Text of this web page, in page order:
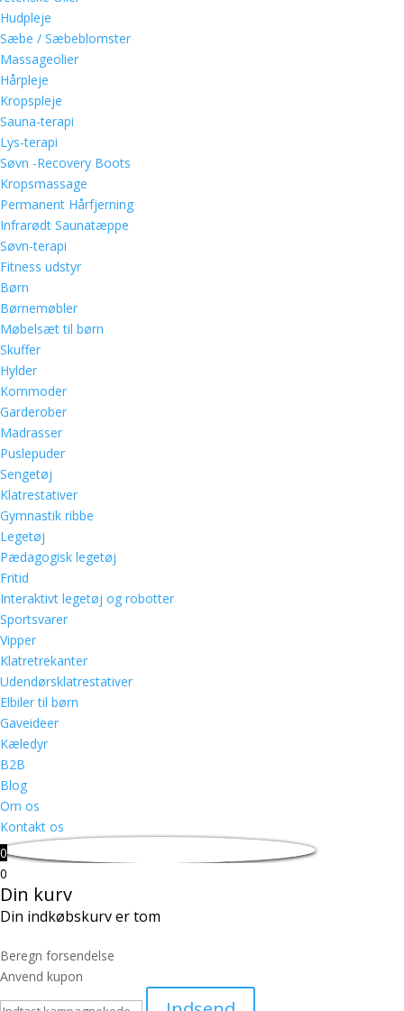
Hudpleje
Sæbe / Sæbeblomster
Massageolier
Hårpleje
Kropspleje
Sauna-terapi
Lys-terapi
Søvn -Recovery Boots
Kropsmassage
Permanent Hårfjerning
Infrarødt Saunatæppe
Søvn-terapi
Fitness udstyr
Børn
Børnemøbler
Møbelsæt til børn
Skuffer
Hylder
Kommoder
Garderober
Madrasser
Puslepuder
Sengetøj
Klatrestativer
Gymnastik ribbe
Legetøj
Pædagogisk legetøj
Fritid
Interaktivt legetøj og robotter
Sportsvarer
Vipper
Klatretrekanter
Udendørsklatrestativer
Elbiler til børn
Gaveideer
Kæledyr
B2B
Blog
Om os
Kontakt os
0
0
Din kurv
Din indkøbskurv er tom
Beregn forsendelse
Anvend kupon